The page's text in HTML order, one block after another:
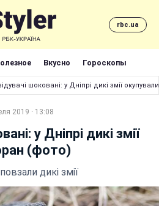
rbc.ua
Вкусно Гороскопы
шоковані: у Дніпрі дикі змії
2019 · 13:08
у Дніпрі дикі змії
(фото)
дикі змії